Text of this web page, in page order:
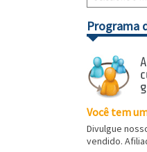
Programa
Você tem
Divulgue
vendido.